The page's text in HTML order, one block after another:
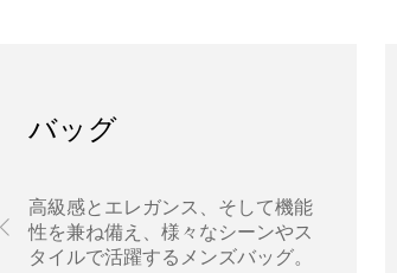
バッグ
高級感とエレガンス、そして機能
性を兼ね備え、様々なシーンやス
タイルで活躍するメンズバッグ。